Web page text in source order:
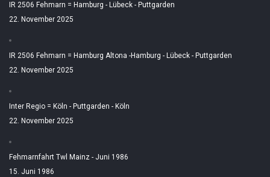
IR 2506 Fehmarn = Hamburg - Lübeck - Puttgarden
22. November 2025
IR 2506 Fehmarn = Hamburg Altona -Hamburg - Lübeck - Puttgarden
22. November 2025
Inter Regio = Köln - Puttgarden - Köln
22. November 2025
Fehmarnfahrt Twl Mainz - Juni 1986
15. Juni 1986